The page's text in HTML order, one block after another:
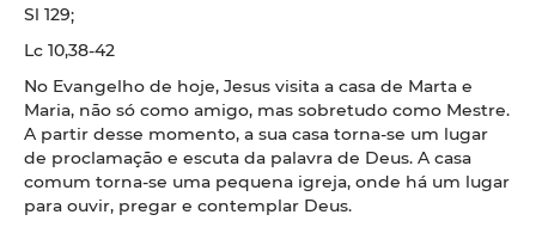
Sl 129;
Lc 10,38-42
No Evangelho de hoje, Jesus visita a casa de Marta e
Maria, não só como amigo, mas sobretudo como Mestre.
A partir desse momento, a sua casa torna-se um lugar
de proclamação e escuta da palavra de Deus. A casa
comum torna-se uma pequena igreja, onde há um lugar
para ouvir, pregar e contemplar Deus.